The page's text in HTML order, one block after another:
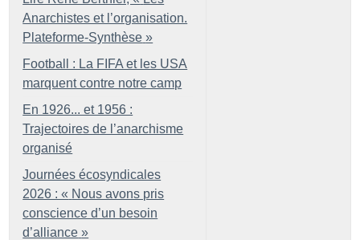
Anarchistes et l’organisation.
Plateforme-Synthèse »
Football : La FIFA et les USA
marquent contre notre camp
En 1926... et 1956 :
Trajectoires de l’anarchisme
organisé
Journées écosyndicales
2026 : « Nous avons pris
conscience d’un besoin
d’alliance »